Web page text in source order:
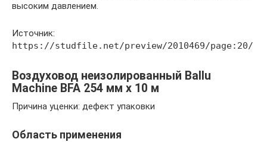
высоким давлением.
Источник:
https://studfile.net/preview/2010469/page:20/
Воздуховод неизолированный Ballu
Machine BFA 254 мм х 10 м
Причина уценки: дефект упаковки
Область применения